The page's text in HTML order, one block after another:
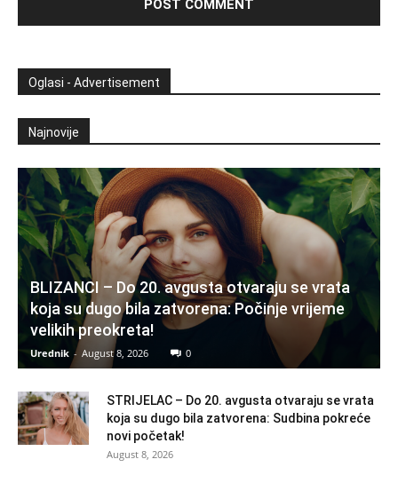
Oglasi - Advertisement
Najnovije
BLIZANCI – Do 20. avgusta otvaraju se vrata
koja su dugo bila zatvorena: Počinje vrijeme
velikih preokreta!
Urednik - August 8, 2026 0
STRIJELAC – Do 20. avgusta otvaraju se vrata
koja su dugo bila zatvorena: Sudbina pokreće
novi početak!
August 8, 2026